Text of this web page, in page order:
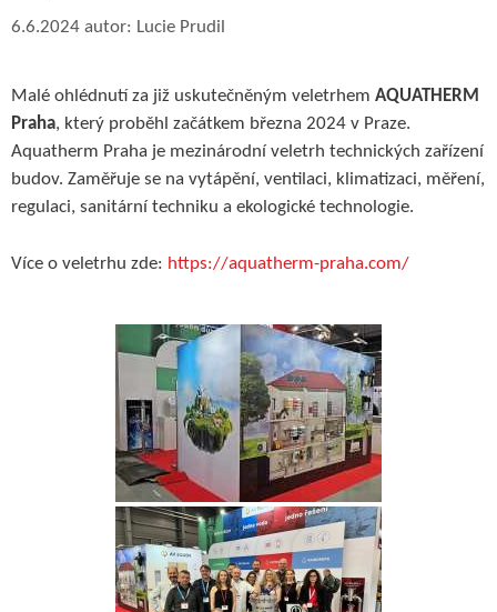
6.6.2024 autor: Lucie Prudil
Malé ohlédnutí za již uskutečněným veletrhem AQUATHERM
Praha, který proběhl začátkem března 2024 v Praze.
Aquatherm Praha je mezinárodní veletrh technických zařízení
budov. Zaměřuje se na vytápění, ventilaci, klimatizaci, měření,
regulaci, sanitární techniku a ekologické technologie.
Více o veletrhu zde: https://aquatherm-praha.com/